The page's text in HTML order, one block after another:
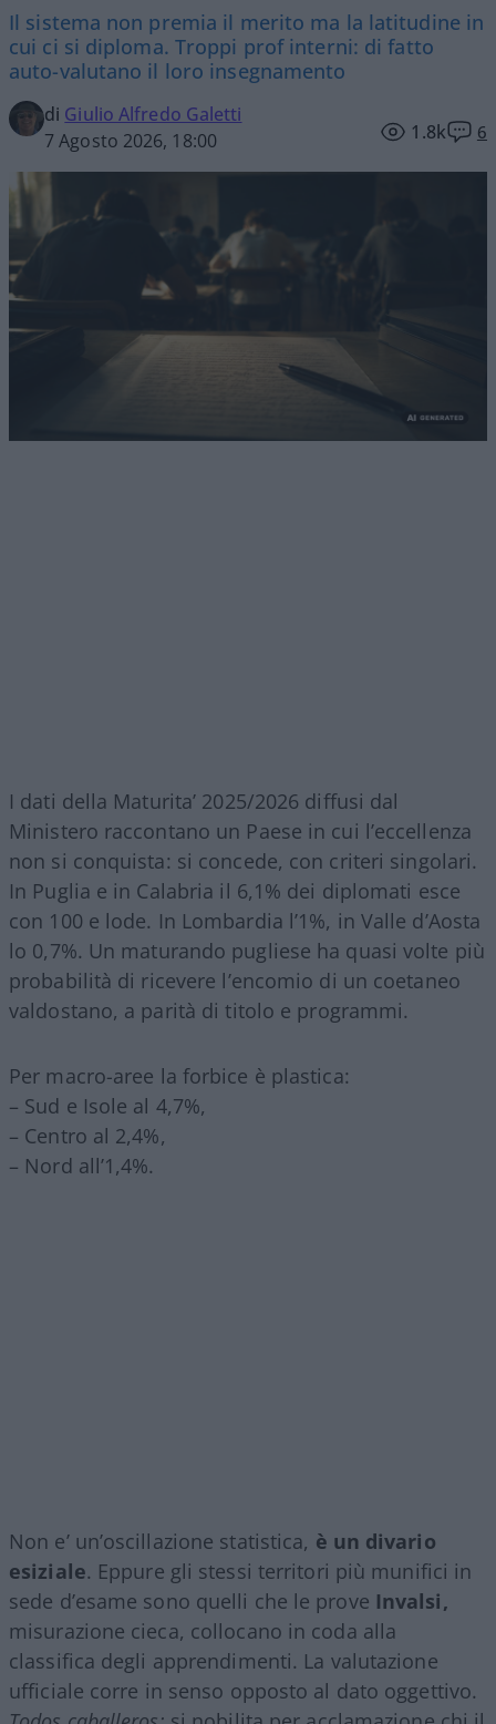
Il sistema non premia il merito ma la latitudine in
cui ci si diploma. Troppi prof interni: di fatto
auto-valutano il loro insegnamento
di Giulio Alfredo Galetti
7 Agosto 2026, 18:00
1.8k 6
I dati della Maturita’ 2025/2026 diffusi dal
Ministero raccontano un Paese in cui l’eccellenza
non si conquista: si concede, con criteri singolari.
In Puglia e in Calabria il 6,1% dei diplomati esce
con 100 e lode. In Lombardia l’1%, in Valle d’Aosta
lo 0,7%. Un maturando pugliese ha quasi volte più
probabilità di ricevere l’encomio di un coetaneo
valdostano, a parità di titolo e programmi.
Per macro-aree la forbice è plastica:
– Sud e Isole al 4,7%,
– Centro al 2,4%,
– Nord all’1,4%.
Non e’ un’oscillazione statistica, è un divario
esiziale. Eppure gli stessi territori più munifici in
sede d’esame sono quelli che le prove Invalsi,
misurazione cieca, collocano in coda alla
classifica degli apprendimenti. La valutazione
ufficiale corre in senso opposto al dato oggettivo.